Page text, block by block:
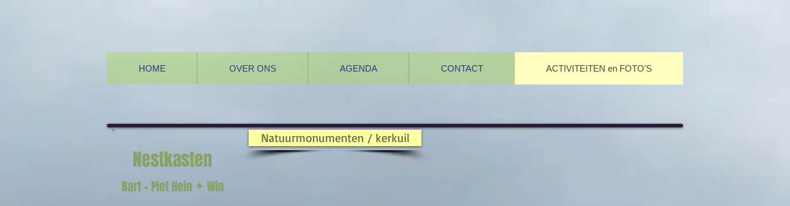
HOME OVER ONS AGENDA CONTACT ACTIVITEITEN en FOTO'S
Nestkasten
Bart + Piet Hein+ Win
Natuurmonumenten / kerkuil